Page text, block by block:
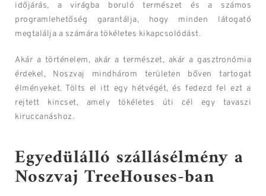
időjárás, a virágba boruló természet és a számos
programlehetőség garantálja, hogy minden látogató
megtalálja a számára tökéletes kikapcsolódást.
Akár a történelem, akár a természet, akár a gasztronómia
érdekel, Noszvaj mindhárom területen bőven tartogat
élményeket. Tölts el itt egy hétvégét, és fedezd fel ezt a
rejtett kincset, amely tökéletes úti cél egy tavaszi
kiruccanáshoz.
Egyedülálló szállásélmény a
Noszvaj TreeHouses-ban